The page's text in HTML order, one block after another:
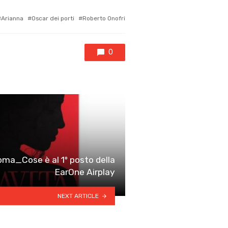
Arianna Oscar dei porti Roberto Onofri
0
è al 1º posto della
EarOne Airplay
NEXT ARTICLE